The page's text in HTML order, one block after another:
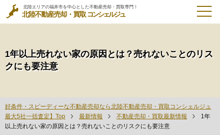
北陸エリアの福井市を中心とした不動産売却・買取専門！
北陸不動産売却・買取 コンシェルジュ
1年以上売れない家の原因とは？売れないことのリス
クにも要注意
好条件・スピーディーな不動産売却なら北陸不動産売却・買取コンシェルジュ
最大5社一括査定】Top
最新情報 不動産売却・買取最新情報
1年
以上売れない家の原因とは？売れないことのリスクにも要注意